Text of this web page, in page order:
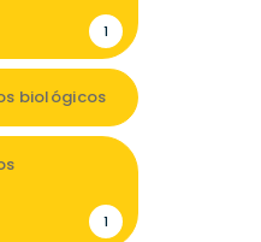
1
biológicos
1